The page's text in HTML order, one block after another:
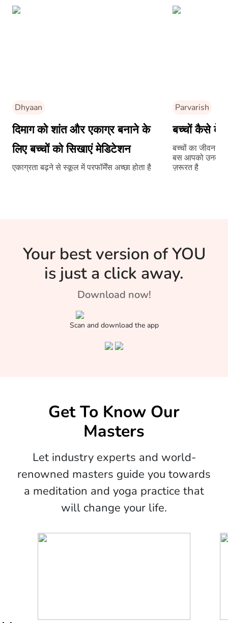
Dhyaan
दिमाग को शांत और एकाग्र बनाने के
लिए बच्चों को सिखाएं मेडिटेशन
एकाग्रता बढ़ने से स्कूल में परफॉर्मेंस अच्छा होता है
Parvarish
बच्चों कैसे
बच्चों का जीवन
बस आपको उनकी
ज़रूरत है
Your best version of YOU
is just a click away.
Download now!
Scan and download the app
Get To Know Our
Masters
Let industry experts and world-
renowned masters guide you towards
a meditation and yoga practice that
will change your life.